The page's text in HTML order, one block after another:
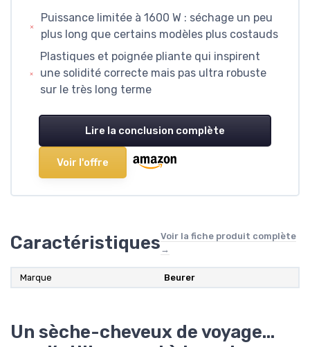
Puissance limitée à 1600 W : séchage un peu
plus long que certains modèles plus costauds
Plastiques et poignée pliante qui inspirent
une solidité correcte mais pas ultra robuste
sur le très long terme
Lire la conclusion complète
Voir l'offre
CaractéristiquesVoir la fiche produit complète
→
Marque Beurer
Un sèche-cheveux de voyage…